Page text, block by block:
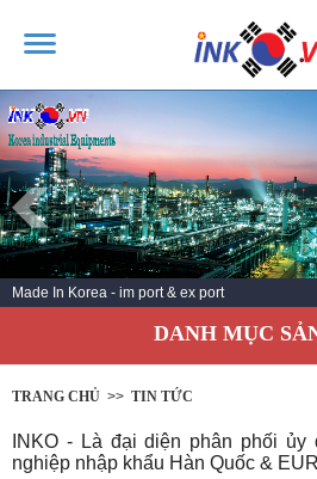
TRANG CHỦ
GIỚI THIỆU
SẢN PHẨM
DỊCH VỤ
TIN TỨC
KHÁCH HÀNG
Made In Korea - im port & ex port
DANH MỤC
TRANG CHỦ >> TIN TỨC
INKO - Là đại diện phân phối ủy
nghiệp nhập khẩu Hàn Quốc &